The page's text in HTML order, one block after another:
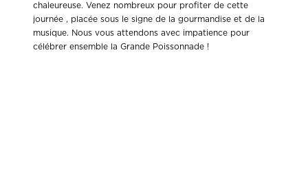
chaleureuse. Venez nombreux pour profiter de cette
journée , placée sous le signe de la gourmandise et de la
musique. Nous vous attendons avec impatience pour
célébrer ensemble la Grande Poissonnade !